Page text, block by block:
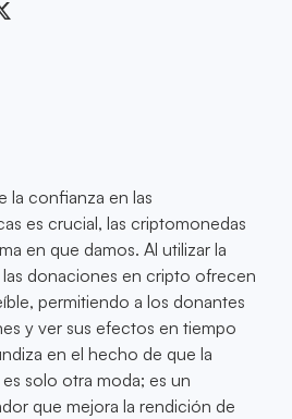
la confianza en las
es crucial, las criptomonedas
en que damos. Al utilizar la
donaciones en cripto ofrecen
permitiendo a los donantes
y ver sus efectos en tiempo
en el hecho de que la
solo otra moda; es un
que mejora la rendición de